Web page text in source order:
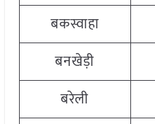
बकस्वाहा
बनखेड़ी
बरेली